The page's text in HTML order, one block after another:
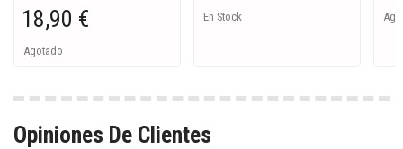
18,90 €
Agotado
En Stock
Opiniones De Clientes